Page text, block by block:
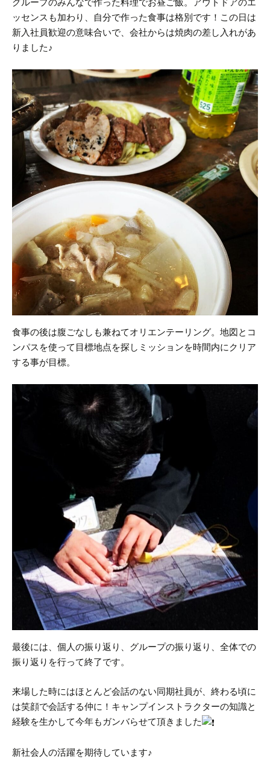
ッセンスも加わり、自分で作った食事は格別です！ この日は
新入社員歓迎の意味合いで、会社からは焼肉の差し入れがあ
りました♪
食事の後は腹ごなしも兼ねてオリエンテーリング。 地図とコ
ンパスを使って目標地点を探しミッションを時間内にクリア
する事が目標。
最後には、個人の振り返り、グループの振り返り、全体での
振り返りを行って終了です。
来場した時にはほとんど会話のない同期社員が、終わる頃に
は笑顔で会話する仲に！ キャンプインストラクターの知識と
経験を生かして今年もガンバらせて頂きました
新社会人の活躍を期待しています♪